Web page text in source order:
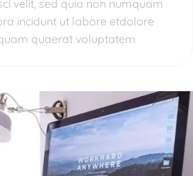
velit, sed quia non numquam
incidunt ut labore etdolore
quaerat voluptatem